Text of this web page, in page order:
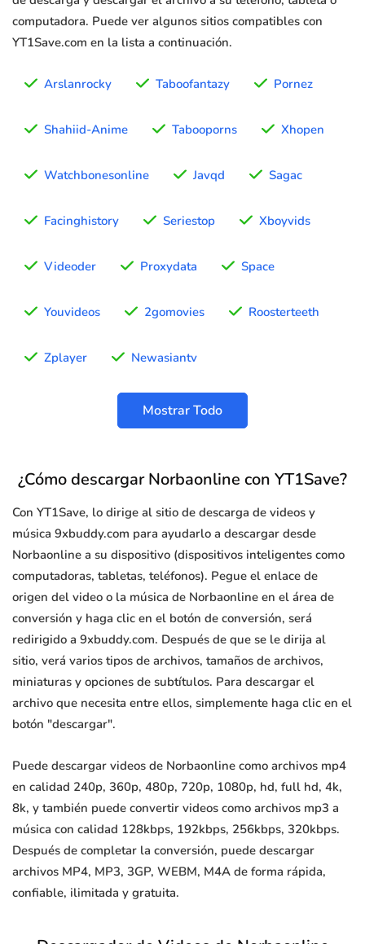
computadora. Puede ver algunos sitios compatibles con
YT1Save.com en la lista a continuación.
Arslanrocky Taboofantazy Pornez
Shahiid-Anime Tabooporns Xhopen
Watchbonesonline Javqd Sagac
Facinghistory Seriestop Xboyvids
Videoder Proxydata Space
Youvideos 2gomovies Roosterteeth
Zplayer Newasiantv
Mostrar Todo
¿Cómo descargar Norbaonline con YT1Save?
Con YT1Save, lo dirige al sitio de descarga de videos y
música 9xbuddy.com para ayudarlo a descargar desde
Norbaonline a su dispositivo (dispositivos inteligentes como
computadoras, tabletas, teléfonos). Pegue el enlace de
origen del video o la música de Norbaonline en el área de
conversión y haga clic en el botón de conversión, será
redirigido a 9xbuddy.com. Después de que se le dirija al
sitio, verá varios tipos de archivos, tamaños de archivos,
miniaturas y opciones de subtítulos. Para descargar el
archivo que necesita entre ellos, simplemente haga clic en el
botón "descargar".
Puede descargar videos de Norbaonline como archivos mp4
en calidad 240p, 360p, 480p, 720p, 1080p, hd, full hd, 4k,
8k, y también puede convertir videos como archivos mp3 a
música con calidad 128kbps, 192kbps, 256kbps, 320kbps.
Después de completar la conversión, puede descargar
archivos MP4, MP3, 3GP, WEBM, M4A de forma rápida,
confiable, ilimitada y gratuita.